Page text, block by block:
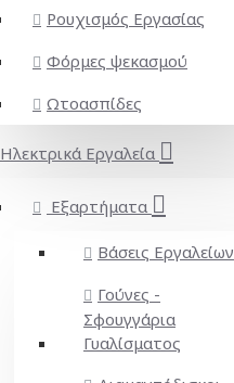
Ρουχισμός Εργασίας
Φόρμες ψεκασμού
Ωτοασπίδες
Ηλεκτρικά Εργαλεία
Εξαρτήματα
Βάσεις Εργαλείων
Γούνες -
Σφουγγάρια
Γυαλίσματος